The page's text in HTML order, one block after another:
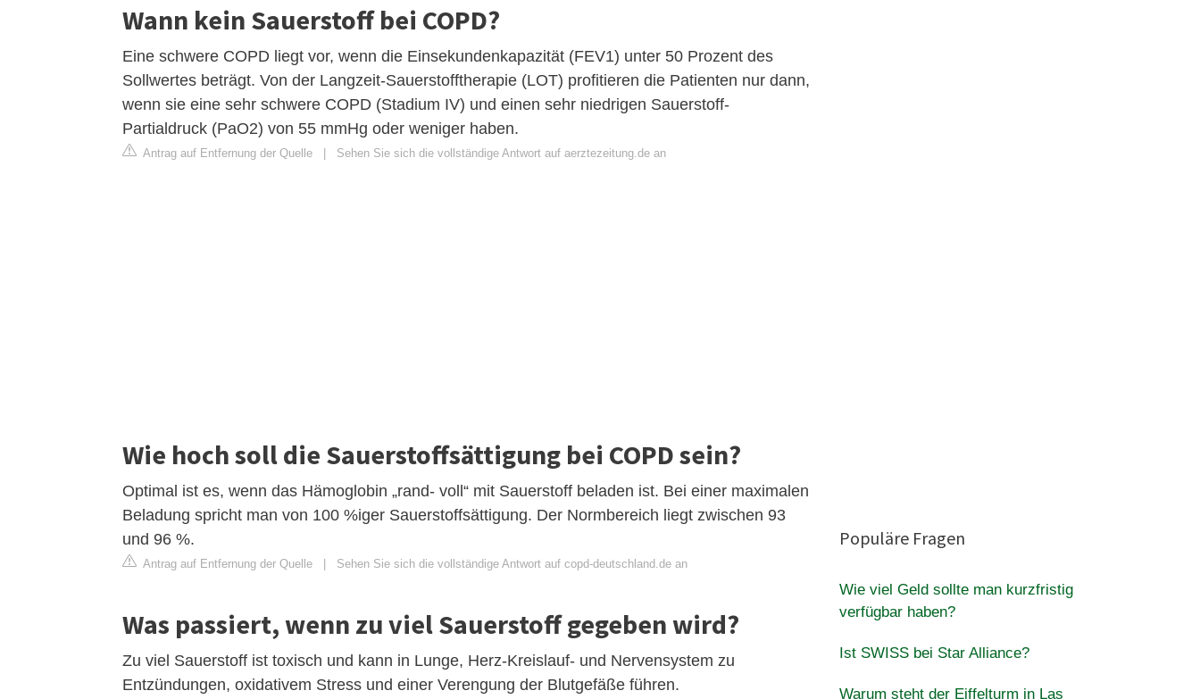
Wann kein Sauerstoff bei COPD?
Eine schwere COPD liegt vor, wenn die Einsekundenkapazität (FEV1) unter 50 Prozent des
Sollwertes beträgt. Von der Langzeit-Sauerstofftherapie (LOT) profitieren die Patienten nur dann,
wenn sie eine sehr schwere COPD (Stadium IV) und einen sehr niedrigen Sauerstoff-
Partialdruck (PaO2) von 55 mmHg oder weniger haben.
Antrag auf Entfernung der Quelle Sehen Sie sich die vollständige Antwort auf aerztezeitung.de an
Wie hoch soll die Sauerstoffsättigung bei COPD sein?
Optimal ist es, wenn das Hämoglobin „rand- voll“ mit Sauerstoff beladen ist. Bei einer maximalen
Beladung spricht man von 100 %iger Sauerstoffsättigung. Der Normbereich liegt zwischen 93
und 96 %.
Antrag auf Entfernung der Quelle Sehen Sie sich die vollständige Antwort auf copd-deutschland.de an
Was passiert, wenn zu viel Sauerstoff gegeben wird?
Zu viel Sauerstoff ist toxisch und kann in Lunge, Herz-Kreislauf- und Nervensystem zu
Entzündungen, oxidativem Stress und einer Verengung der Blutgefäße führen.
Populäre Fragen
Wie viel Geld sollte man kurzfristig
verfügbar haben?
Ist SWISS bei Star Alliance?
Warum steht der Eiffelturm in Las